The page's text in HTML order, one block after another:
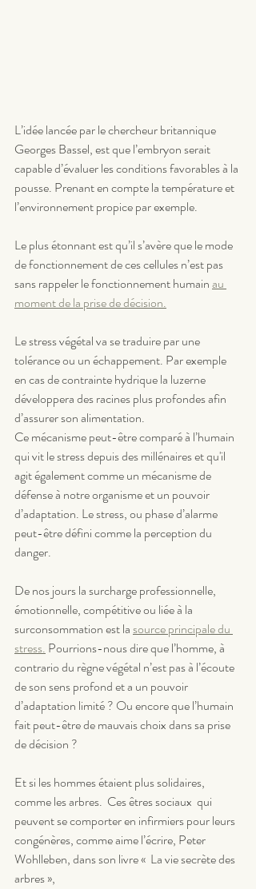
L’idée lancée par le chercheur britannique
Georges Bassel, est que l’embryon serait
capable d’évaluer les conditions favorables à la
pousse. Prenant en compte la température et
l’environnement propice par exemple.
Le plus étonnant est qu’il s’avère que le mode
de fonctionnement de ces cellules n’est pas
sans rappeler le fonctionnement humain au
moment de la prise de décision.
Le stress végétal va se traduire par une
tolérance ou un échappement. Par exemple
en cas de contrainte hydrique la luzerne
développera des racines plus profondes afin
d’assurer son alimentation.
Ce mécanisme peut-être comparé à l’humain
qui vit le stress depuis des millénaires et qu'il
agit également comme un mécanisme de
défense à notre organisme et un pouvoir
d’adaptation. Le stress, ou phase d’alarme
peut-être défini comme la perception du
danger.
De nos jours la surcharge professionnelle,
émotionnelle, compétitive ou liée à la
surconsommation est la source principale du
stress. Pourrions-nous dire que l’homme, à
contrario du règne végétal n’est pas à l’écoute
de son sens profond et a un pouvoir
d’adaptation limité ? Ou encore que l’humain
fait peut-être de mauvais choix dans sa prise
de décision ?
Et si les hommes étaient plus solidaires,
comme les arbres.  Ces êtres sociaux  qui
peuvent se comporter en infirmiers pour leurs
congénères, comme aime l’écrire, Peter
Wohlleben, dans son livre «  La vie secrète des
arbres »,